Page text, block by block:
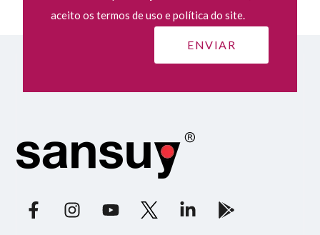
aceito os termos de uso e política do site.